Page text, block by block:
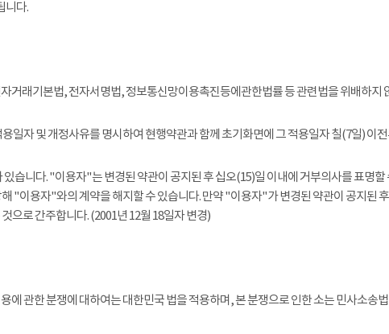
니다.
거래기본법, 전자서명법, 정보통신망이용촉진등에관한법률 등 관련법을 위배하지
일자 및 개정사유를 명시하여 현행약관과 함께 초기화면에 그 적용일자 칠(7일) 이
습니다. "이용자"는 변경된 약관이 공지된 후 십오(15)일 이내에 거부의사를 표명할
"이용자"와의 계약을 해지할 수 있습니다. 만약 "이용자"가 변경된 약관이 공지된 후
으로 간주합니다. (2001년 12월 18일자 변경)
에 관한 분쟁에 대하여는 대한민국 법을 적용하며, 본 분쟁으로 인한 소는 민사소송